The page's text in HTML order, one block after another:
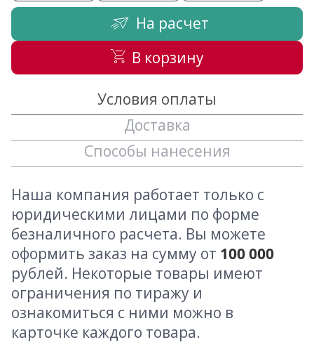
На расчет
В корзину
Условия оплаты
Доставка
Способы нанесения
Наша компания работает только с
юридическими лицами по форме
безналичного расчета. Вы можете
оформить заказ на сумму от 100 000
рублей. Некоторые товары имеют
ограничения по тиражу и
ознакомиться с ними можно в
карточке каждого товара.